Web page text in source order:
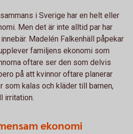
i Sverige har en helt eller
Men det är inte alltid par har
Madelén Falkenhäll påpekar
familjens ekonomi som
oftare ser den som delvis
på att kvinnor oftare planerar
som kalas och kläder till barnen,
irritation.
ekonomi